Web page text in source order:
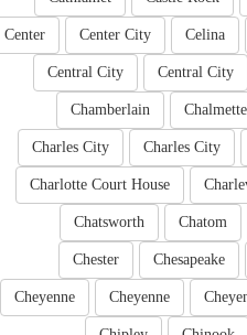
Celina
Center City
Center
Central City
Central City
Chalmette
Chamberlain
Charles City
Charles City
Charlotte Court House
Chatom
Chatsworth
Chesapeake
Chester
Cheyenne
Cheyenne